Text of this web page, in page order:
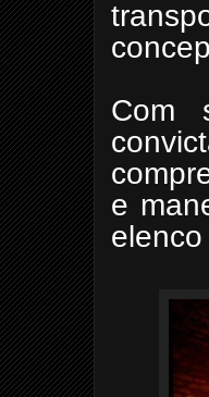
Com
e